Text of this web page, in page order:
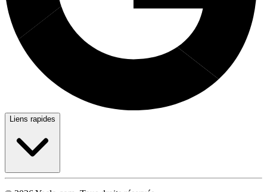
Liens rapides